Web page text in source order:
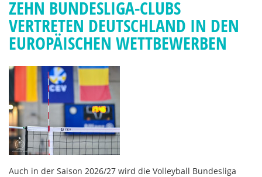
ZEHN BUNDESLIGA-CLUBS
VERTRETEN DEUTSCHLAND IN DEN
EUROPÄISCHEN WETTBEWERBEN
Auch in der Saison 2026/27 wird die Volleyball Bundesliga